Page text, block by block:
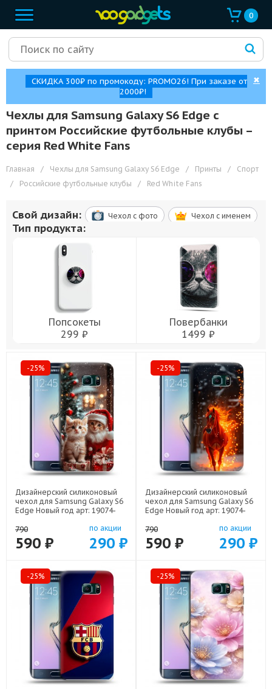
0
СКИДКА 300₽ по промокоду: PROMO26! При заказе от
2000₽!
✖
Чехлы для Samsung Galaxy S6 Edge с
принтом Российские футбольные клубы –
cерия Red White Fans
Главная / Чехлы для Samsung Galaxy S6 Edge / Принты /
Спорт
/
Российские футбольные клубы / Red White Fans
Свой дизайн: Чехол c фото Чехол c именем
Тип продукта:
Попсокеты
299 ₽
Повербанки
1499 ₽
-25%
Дизайнерский силиконовый
чехол для Samsung Galaxy S6
Edge Новый год арт: 19074-
790
590 ₽
по акции
290 ₽
-25%
Дизайнерский силиконовый
чехол для Samsung Galaxy S6
Edge Новый год арт: 19074-
790
590 ₽
по акции
290 ₽
-25% -25%